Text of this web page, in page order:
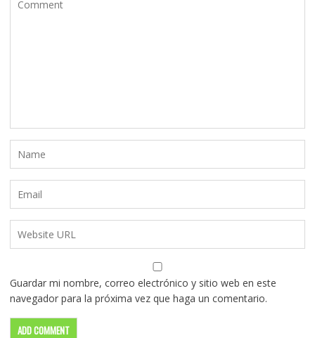
Guardar mi nombre, correo electrónico y sitio web en este
navegador para la próxima vez que haga un comentario.